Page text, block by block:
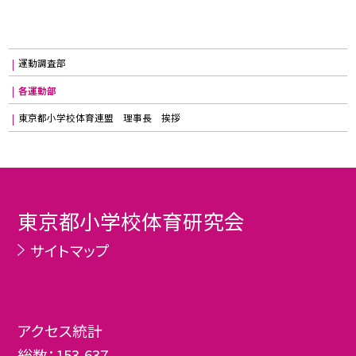
運動調査部
各運動部
東京都小学校体育連盟 理事長 挨拶
東京都小学校体育研究会
サイトマップ
アクセス統計